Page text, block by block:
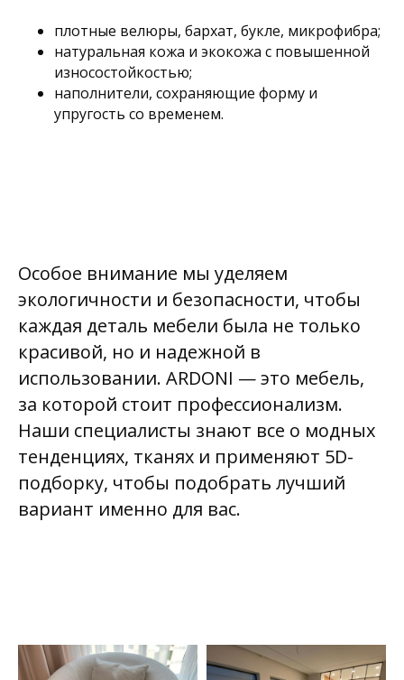
плотные велюры, бархат, букле, микрофибра;
натуральная кожа и экокожа с повышенной
износостойкостью;
наполнители, сохраняющие форму и
упругость со временем.
Особое внимание мы уделяем
экологичности и безопасности, чтобы
каждая деталь мебели была не только
красивой, но и надежной в
использовании. ARDONI — это мебель,
за которой стоит профессионализм.
Наши специалисты знают все о модных
тенденциях, тканях и применяют 5D-
подборку, чтобы подобрать лучший
вариант именно для вас.
5D-модель понравившейся позиции
с примеркой в подарок!
ПРИШЛЕМ
ПОДБОРКУМЕБЕЛИ
В WHATSAPP
Отлично! Давайте запланируем
звонок и обсудим детально
Здравствуйте. Мне нравится
несколько вариантов! 👍